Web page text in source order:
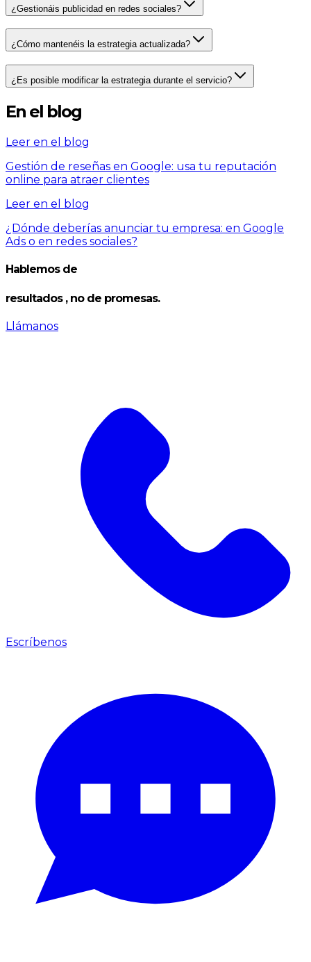
¿Gestionáis publicidad en redes sociales?
¿Cómo mantenéis la estrategia actualizada?
¿Es posible modificar la estrategia durante el servicio?
En el blog
Leer en el blog
Gestión de reseñas en Google: usa tu reputación
online para atraer clientes
Leer en el blog
¿Dónde deberías anunciar tu empresa: en Google
Ads o en redes sociales?
Hablemos de
resultados , no de promesas.
Llámanos
Escríbenos